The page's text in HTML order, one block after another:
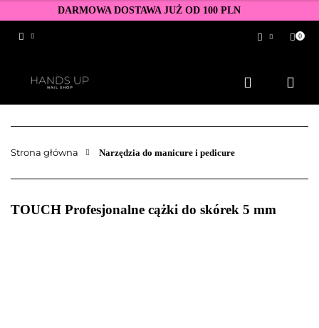
DARMOWA DOSTAWA JUŻ OD 100 PLN
Zarejestruj się
Dodaj zgłoszenie
Zgody cookies
0
Strona główna Narzędzia do manicure i pedicure
TOUCH Profesjonalne cążki do skórek 5 mm